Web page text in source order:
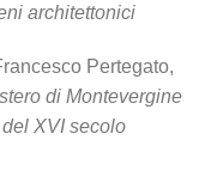
architettonici
Pertegato,
di Montevergine
XVI secolo